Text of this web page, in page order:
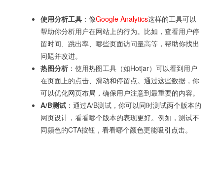
使用分析工具 ：像Google Analytics这样的工具可以
帮助你分析用户在网站上的行为。比如，查看用户停
留时间、跳出率、哪些页面访问量高等，帮助你找出
问题并改进。
热图分析 ：使用热图工具（如Hotjar）可以看到用户
在页面上的点击、滑动和停留点。通过这些数据，你
可以优化网页布局，确保用户注意到最重要的内容。
A/B测试 ：通过A/B测试，你可以同时测试两个版本的
网页设计，看看哪个版本的表现更好。例如，测试不
同颜色的CTA按钮，看看哪个颜色更能吸引点击。